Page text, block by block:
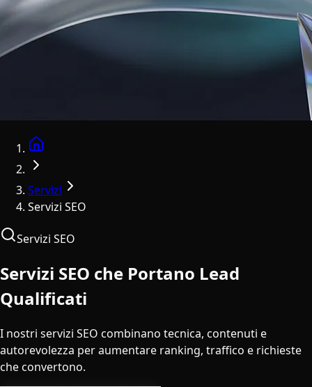
Servizi
Servizi SEO
Servizi SEO
Servizi SEO che Portano Lead
Qualificati
I nostri servizi SEO combinano tecnica, contenuti e
autorevolezza per aumentare ranking, traffico e richieste
che convertono.